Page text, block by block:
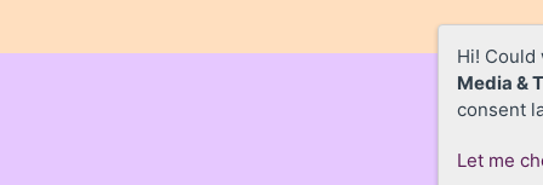
Hi!
Media &
consent
Let me